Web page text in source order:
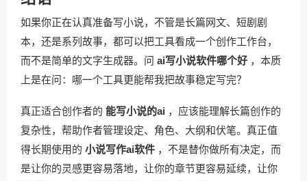
如果你正在认真准备写小说，不管是长篇网文、短剧剧
本，还是系列故事，都可以把工具看成一个创作工作台，
而不是简单的文字生成器。问 ai写小说软件哪个好 ，本质
上是在问：哪一个工具更能帮我把故事稳定写完？
真正适合创作者的 能写小说的ai ，应该能理解长篇创作的
复杂性，帮助作者管理设定、角色、大纲和伏笔。真正值
得长期使用的 小说写作ai软件 ，不是替你做所有决定，而
是让你的灵感更容易落地，让你的章节更容易延续，让你